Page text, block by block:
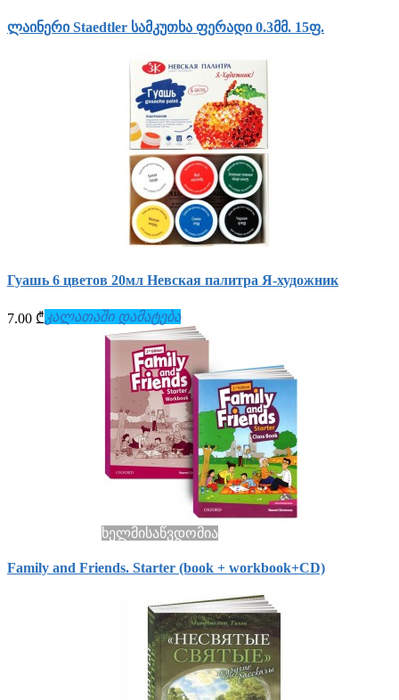
ლაინერი Staedtler სამკუთხა ფერადი 0.3მმ. 15ფ.
Гуашь 6 цветов 20мл Невская палитра Я-художник
7.00 ₾ კალათაში დამატება
ხელმისაწვდომია
Family and Friends. Starter (book + workbook+СD)